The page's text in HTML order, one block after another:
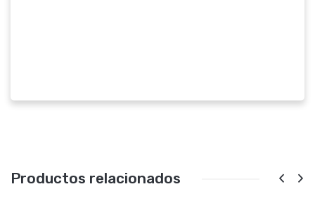
Productos relacionados